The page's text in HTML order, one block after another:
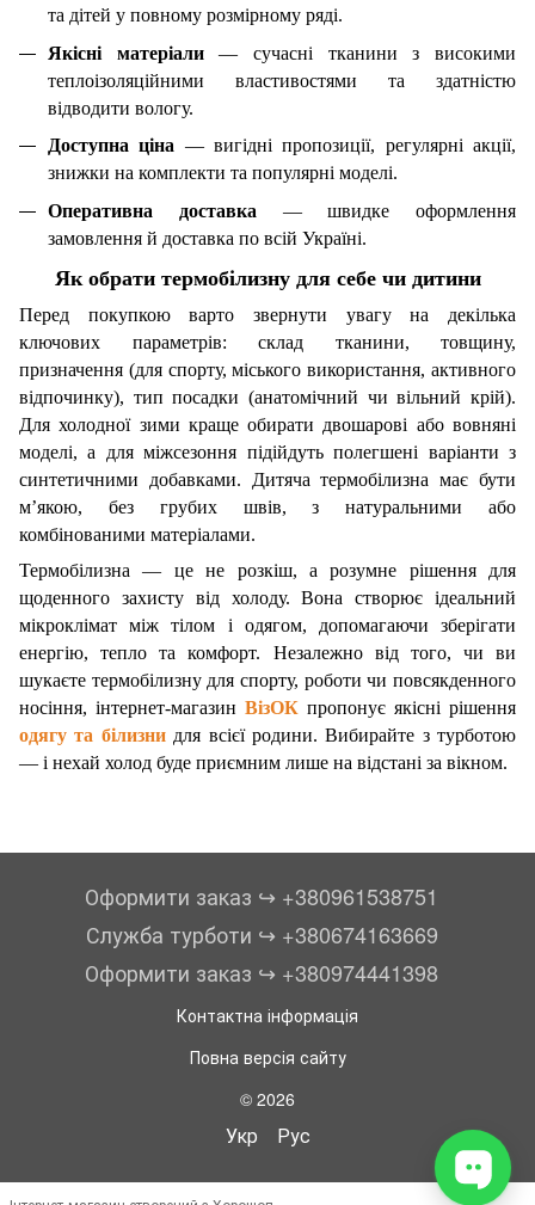
та дітей у повному розмірному ряді.
Якісні матеріали— сучасні тканини з високими
теплоізоляційними властивостями та здатністю
відводити вологу.
Доступна ціна — вигідні пропозиції, регулярні акції,
знижки на комплекти та популярні моделі.
Оперативна доставка — швидке оформлення
замовлення й доставка по всій Україні.
Як обрати термобілизну для себе чи дитини
Перед покупкою варто звернути увагу на декілька
ключових параметрів: склад тканини, товщину,
призначення (для спорту, міського використання, активного
відпочинку), тип посадки (анатомічний чи вільний крій).
Для холодної зими краще обирати двошарові або вовняні
моделі, а для міжсезоння підійдуть полегшені варіанти з
синтетичними добавками. Дитяча термобілизна має бути
м’якою, без грубих швів, з натуральними або
комбінованими матеріалами.
Термобілизна — це не розкіш, а розумне рішення для
щоденного захисту від холоду. Вона створює ідеальний
мікроклімат між тілом і одягом, допомагаючи зберігати
енергію, тепло та комфорт. Незалежно від того, чи ви
шукаєте термобілизну для спорту, роботи чи повсякденного
носіння, інтернет-магазин ВізОК пропонує якісні рішення
одягу та білизнидля всієї родини. Вибирайте з турботою
— і нехай холод буде приємним лише на відстані за вікном.
Оформити заказ ↪︎ +380961538751
Служба турботи ↪︎ +380674163669
Оформити заказ ↪︎ +380974441398
Контактна інформація
Повна версія сайту
© 2026
Укр Рус